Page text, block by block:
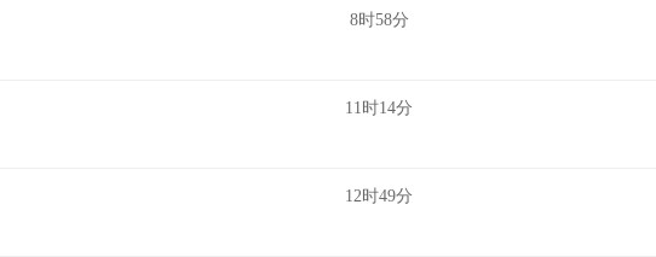
8时58分
11时14分
12时49分